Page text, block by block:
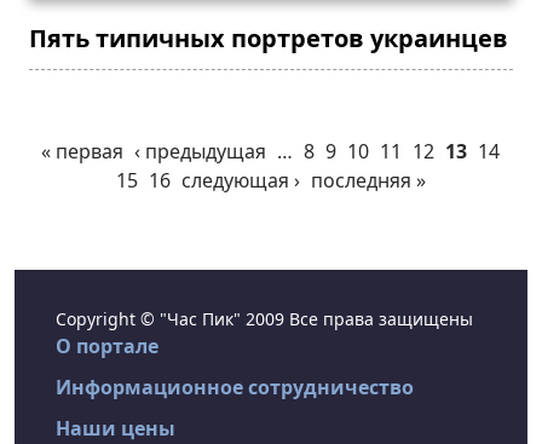
Пять типичных портретов украинцев
« первая ‹ предыдущая … 8 9 10 11 12 13 14
15 16 следующая › последняя »
Copyright © "Час Пик" 2009 Все права защищены
О портале
Информационное сотрудничество
Наши цены